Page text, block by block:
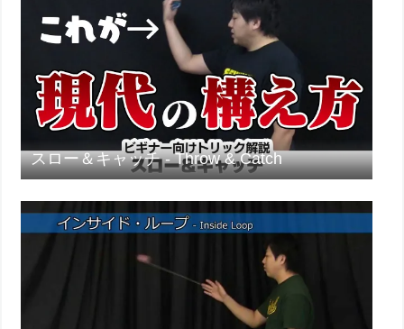
スロー＆キャッチ - Throw & Catch